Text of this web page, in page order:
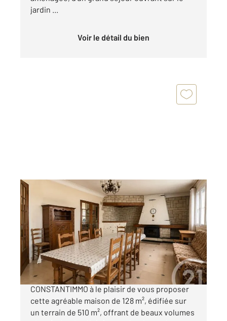
jardin ...
Voir le détail du bien
127,57 m
, 5 pièces
Ref : 4050
Maison à vendre
389 000 €
Votre agence Century 21 Groupe
CONSTANTIMMO à le plaisir de vous proposer
cette agréable maison de 128 m², édifiée sur
un terrain de 510 m², offrant de beaux volumes